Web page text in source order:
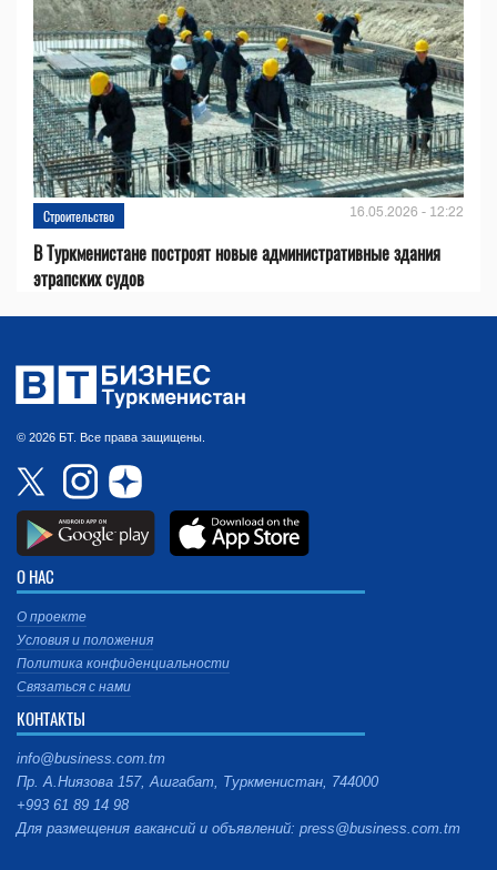
Строительство 16.05.2026 - 12:22
В Туркменистане построят новые административные здания
этрапских судов
© 2026 БТ. Все права защищены.
О НАС
О проекте
Условия и положения
Политика конфиденциальности
Связаться с нами
КОНТАКТЫ
info@business.com.tm
Пр. А.Ниязова 157, Ашгабат, Туркменистан, 744000
+993 61 89 14 98
Для размещения вакансий и объявлений: press@business.com.tm